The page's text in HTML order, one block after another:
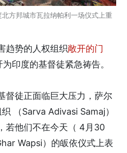
方邦城市瓦拉纳帕利一场仪式上重
趋势的人权组织敞开的门
为印度的基督徒紧急祷告。
督徒正面临巨大压力，萨尔
（Sarva Adivasi Samaj）
若他们不在今天（ 4月30
Wapsi）的皈依仪式上表